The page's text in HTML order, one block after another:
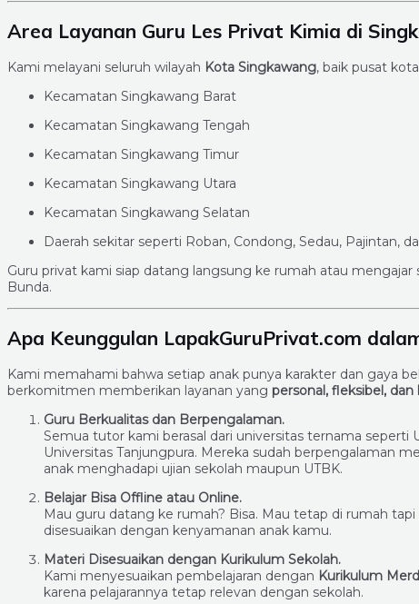
Area Layanan Guru Les Privat Kimia di
Kami melayani seluruh wilayah Kota Singkawang, baik pusat
Kecamatan Singkawang Barat
Kecamatan Singkawang Tengah
Kecamatan Singkawang Timur
Kecamatan Singkawang Utara
Kecamatan Singkawang Selatan
Daerah sekitar seperti Roban, Condong, Sedau, Pajintan,
Guru privat kami siap datang langsung ke rumah atau
Bunda.
Apa Keunggulan LapakGuruPrivat.com
Kami memahami bahwa setiap anak punya karakter dan gaya
berkomitmen memberikan layanan yang personal, fleksibel, dan
Guru Berkualitas dan Berpengalaman.
Semua tutor kami berasal dari universitas ternama seperti
Universitas Tanjungpura. Mereka sudah berpengalaman
anak menghadapi ujian sekolah maupun UTBK.
Belajar Bisa Offline atau Online.
Mau guru datang ke rumah? Bisa. Mau tetap di rumah
disesuaikan dengan kenyamanan anak kamu.
Materi Disesuaikan dengan Kurikulum Sekolah.
Kami menyesuaikan pembelajaran dengan Kurikulum
karena pelajarannya tetap relevan dengan sekolah.